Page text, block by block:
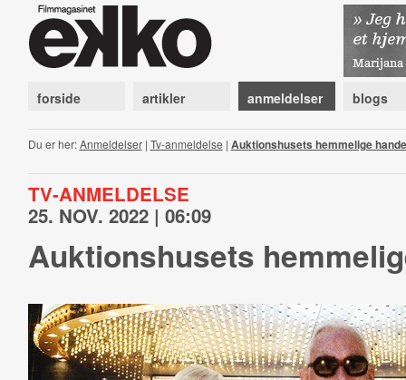
forside artikler anmeldelser blogs
Du er her:Anmeldelser| Tv-anmeldelse | Auktionshusets hemmelige
TV-ANMELDELSE
25. NOV. 2022 | 06:09
Auktionshusets